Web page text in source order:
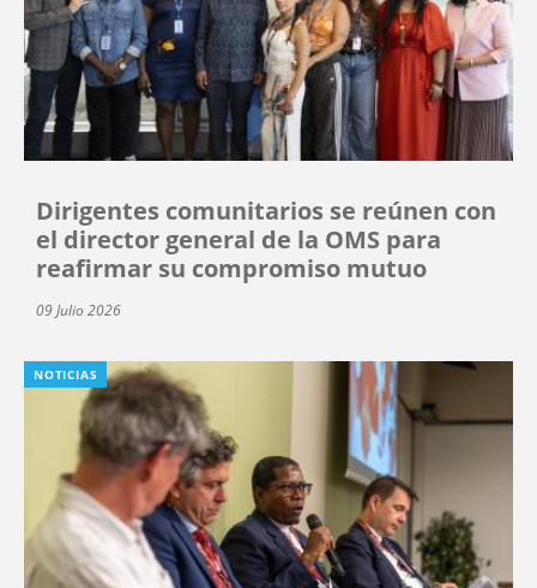
Dirigentes comunitarios se reúnen con
el director general de la OMS para
reafirmar su compromiso mutuo
09 Julio 2026
NOTICIAS